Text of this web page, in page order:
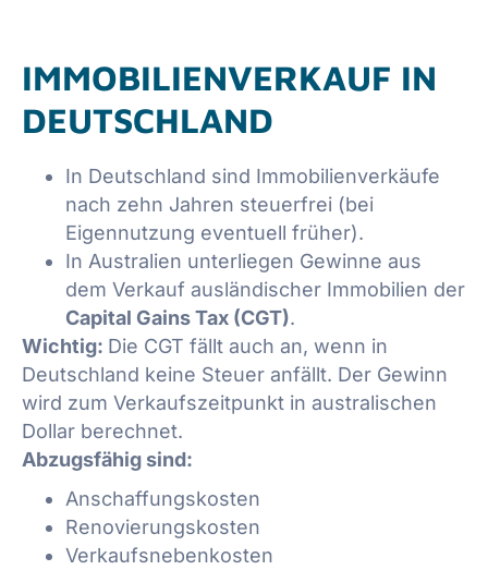
IMMOBILIENVERKAUF IN
DEUTSCHLAND
In Deutschland sind Immobilienverkäufe
nach zehn Jahren steuerfrei (bei
Eigennutzung eventuell früher).
In Australien unterliegen Gewinne aus
dem Verkauf ausländischer Immobilien der
Capital Gains Tax (CGT).
Wichtig: Die CGT fällt auch an, wenn in
Deutschland keine Steuer anfällt. Der Gewinn
wird zum Verkaufszeitpunkt in australischen
Dollar berechnet.
Abzugsfähig sind:
Anschaffungskosten
Renovierungskosten
Verkaufsnebenkosten